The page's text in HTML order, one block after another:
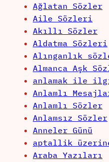
Ağlatan Sözler
Aile Sözleri
Akıllı Sözler
Aldatma Sözleri
Alınganlık
Almanca Aşk
anlamak ile
Anlamlı
Anlamlı Sözler
Anlamsız Sözler
Anneler Günü
aptallik
Araba Yazıları